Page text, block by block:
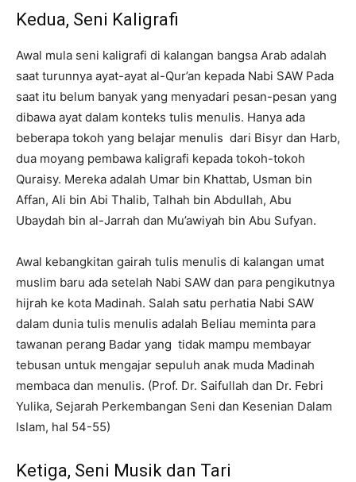
Kedua, Seni Kaligrafi
Awal mula seni kaligrafi di kalangan bangsa Arab adalah
saat turunnya ayat-ayat al-Qur’an kepada Nabi SAW Pada
saat itu belum banyak yang menyadari pesan-pesan yang
dibawa ayat dalam konteks tulis menulis. Hanya ada
beberapa tokoh yang belajar menulis dari Bisyr dan Harb,
dua moyang pembawa kaligrafi kepada tokoh-tokoh
Quraisy. Mereka adalah Umar bin Khattab, Usman bin
Affan, Ali bin Abi Thalib, Talhah bin Abdullah, Abu
Ubaydah bin al-Jarrah dan Mu’awiyah bin Abu Sufyan.
Awal kebangkitan gairah tulis menulis di kalangan umat
muslim baru ada setelah Nabi SAW dan para pengikutnya
hijrah ke kota Madinah. Salah satu perhatia Nabi SAW
dalam dunia tulis menulis adalah Beliau meminta para
tawanan perang Badar yang tidak mampu membayar
tebusan untuk mengajar sepuluh anak muda Madinah
membaca dan menulis. (Prof. Dr. Saifullah dan Dr. Febri
Yulika, Sejarah Perkembangan Seni dan Kesenian Dalam
Islam, hal 54-55)
Ketiga, Seni Musik dan Tari